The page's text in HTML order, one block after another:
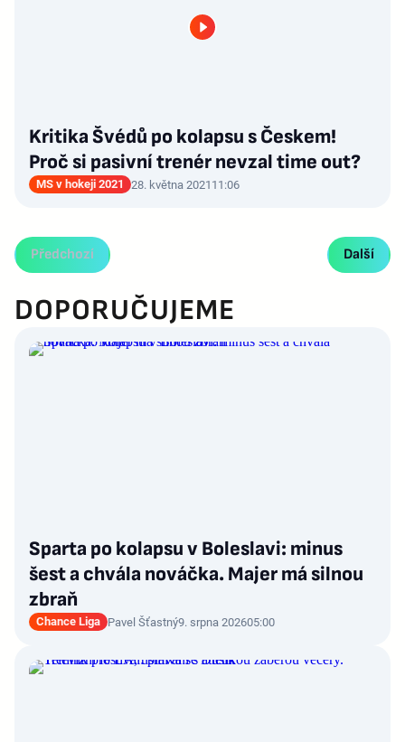
Kritika Švédů po kolapsu s Českem!
Proč si pasivní trenér nevzal time out?
MS v hokeji 2021 28. května 2021 11:06
Předchozí Další
DOPORUČUJEME
Sparta po kolapsu v Boleslavi: minus
šest a chvála nováčka. Majer má silnou
zbraň
Chance Liga Pavel Šťastný9. srpna 202605:00